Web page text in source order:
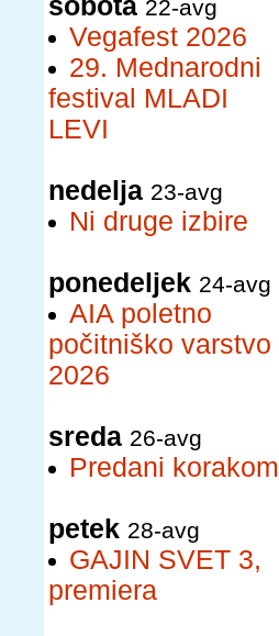
sobota 22-avg
Vegafest 2026
29. Mednarodni
festival MLADI
LEVI
nedelja 23-avg
Ni druge izbire
ponedeljek 24-avg
AIA poletno
počitniško varstvo
2026
sreda 26-avg
Predani korakom
petek 28-avg
GAJIN SVET 3,
premiera